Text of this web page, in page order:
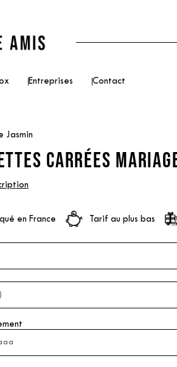
Entreprises Contact
Jasmin
CARRÉES
en France Tarif au plus bas